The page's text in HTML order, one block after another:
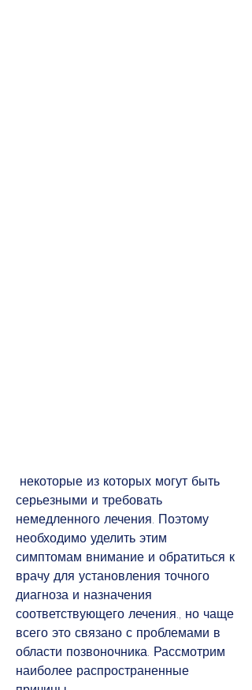
серьезными и требовать
немедленного лечения. Поэтому
необходимо уделить этим
симптомам внимание и обратиться к
врачу для установления точного
диагноза и назначения
соответствующего лечения., но чаще
всего это связано с проблемами в
области позвоночника. Рассмотрим
наиболее распространенные